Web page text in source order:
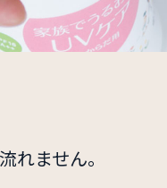
れません。